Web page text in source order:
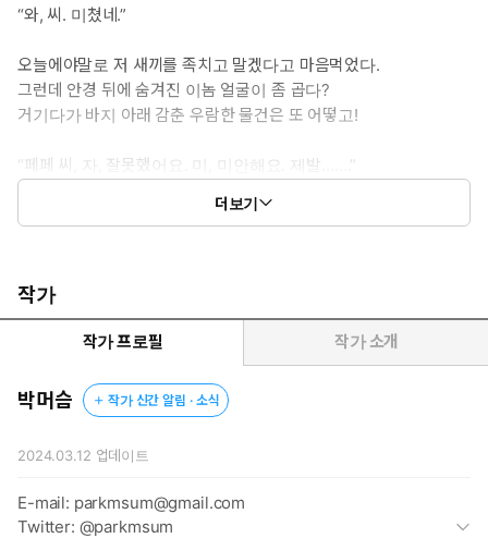
“와, 씨. 미쳤네.”
오늘에야말로 저 새끼를 족치고 말겠다고 마음먹었다.
그런데 안경 뒤에 숨겨진 이놈 얼굴이 좀 곱다?
거기다가 바지 아래 감춘 우람한 물건은 또 어떻고!
“페페 씨, 자, 잘못했어요. 미, 미안해요. 제발…….”
어쩐지 울음을 터뜨리는 낙하산이 먹음직스럽게 보이기 시작했다.
더보기
작가
작가 프로필 작가 소개
박머슴 작가 신간 알림 · 소식
2024.03.12 업데이트
E-mail: parkmsum@gmail.com
Twitter: @parkmsum